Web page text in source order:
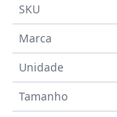
SKU
Marca
Unidade
Tamanho